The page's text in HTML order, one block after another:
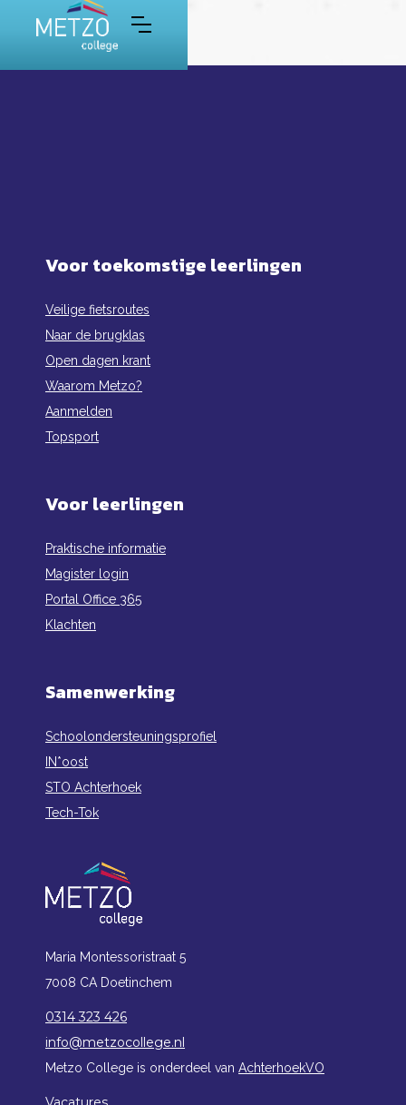
Voor toekomstige leerlingen
Veilige fietsroutes
Naar de brugklas
Open dagen krant
Waarom Metzo?
Aanmelden
Topsport
Voor leerlingen
Praktische informatie
Magister login
Portal Office 365
Klachten
Samenwerking
Schoolondersteuningsprofiel
IN*oost
STO Achterhoek
Tech-Tok
Maria Montessoristraat 5
7008 CA Doetinchem
0314 323 426
info@metzocollege.nl
Metzo College is onderdeel van AchterhoekVO